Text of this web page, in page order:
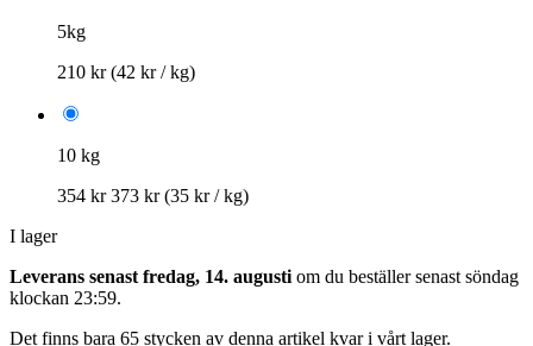
5kg
210 kr(42 kr / kg)
10 kg
354 kr373 kr (35 kr / kg)
I lager
Leverans senast fredag, 14. augusti om du beställer senast söndag
klockan 23:59.
Det finns bara 65 stycken av denna artikel kvar i vårt lager.